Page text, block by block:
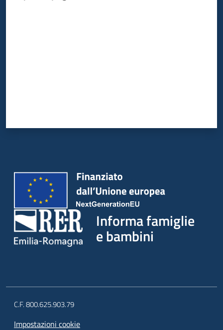
Informa famiglie
e bambini
C.F. 800.625.903.79
Impostazioni cookie